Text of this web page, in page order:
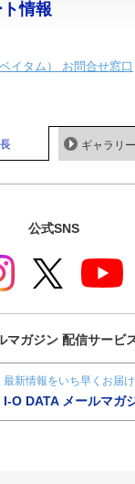
情報
イタム） お問合せ窓口
ギャラリ
公式SNS
マガジン 配信サービ
最新情報をいち早くお届け
I-O DATA メールマガ